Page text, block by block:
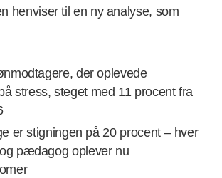
henviser til en ny analyse, som
der oplevede
stress, steget med 11 procent fra
er stigningen på 20 procent – hver
pædagog oplever nu